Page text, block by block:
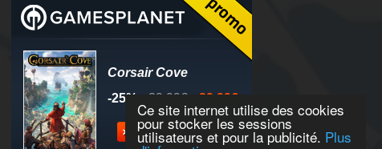
Ce site internet utilise des cookies
pour stocker les sessions
utilisateurs et pour la publicité. Plus